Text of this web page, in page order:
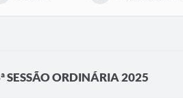
SESSÃO ORDINÁRIA 2025